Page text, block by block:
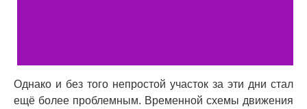
Однако и без того непростой участок за эти дни стал
ещё более проблемным. Временной схемы движения